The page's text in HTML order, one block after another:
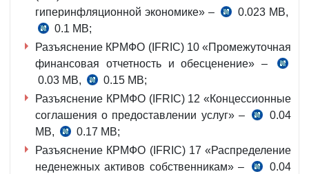
гиперинфляционной экономике» –
0.023 MB,
0.1 MB;
Разъяснение КРМФО (IFRIC) 10 «Промежуточная
финансовая отчетность и обесценение» –
0.03 MB,
0.15 MB;
Разъяснение КРМФО (IFRIC) 12 «Концессионные
соглашения о предоставлении услуг» –
0.04
MB,
0.17 MB;
Разъяснение КРМФО (IFRIC) 17 «Распределение
неденежных активов собственникам» –
0.04